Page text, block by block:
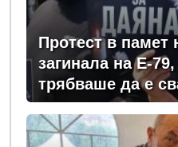
Протест в памет
загинала на Е-
трябваше да е